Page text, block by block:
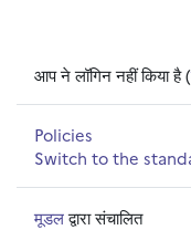
आप ने लॉगिन नहीं किया है (
Policies
Switch to the
मूडलद्वारा संचालित